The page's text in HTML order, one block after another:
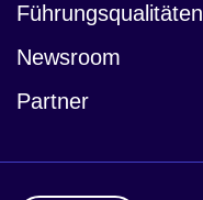
Führungsqualitäten
Newsroom
Partner